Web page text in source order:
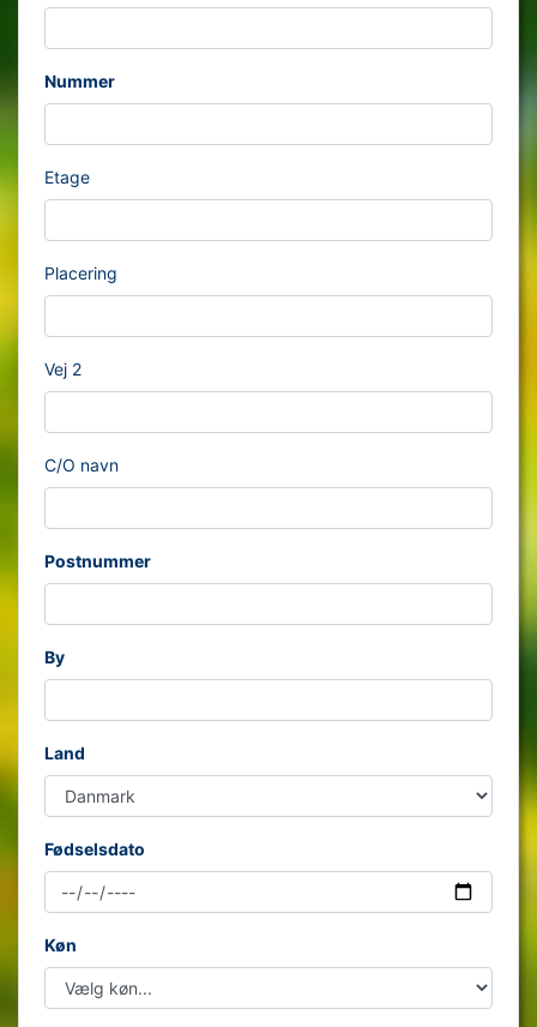
Nummer
Etage
Placering
Vej 2
C/O navn
Postnummer
By
Land
Fødselsdato
Køn